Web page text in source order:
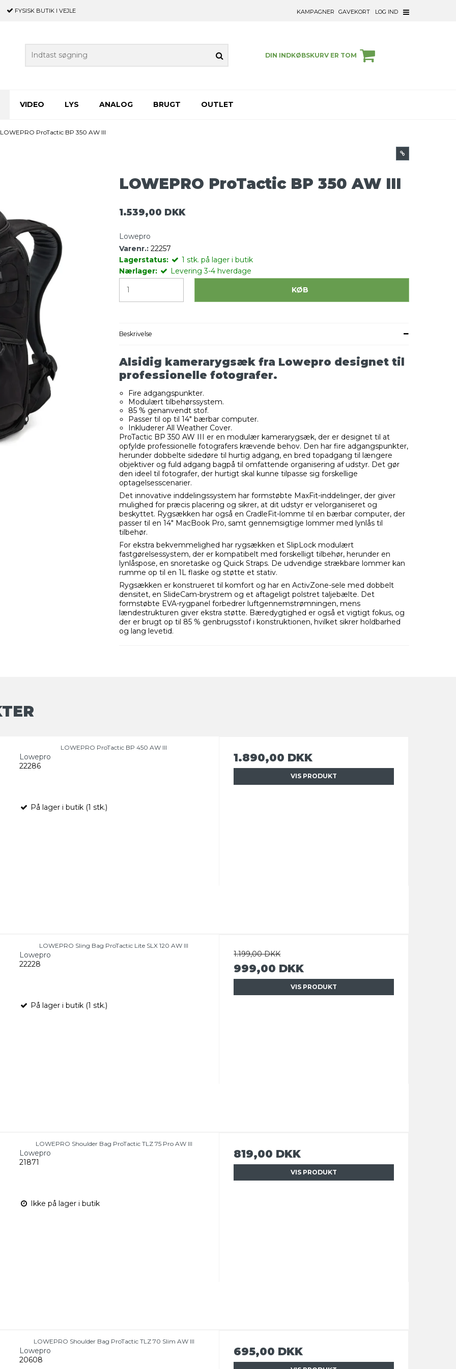
FYSISK BUTIK I VEJLE KAMPAGNER GAVEKORT LOG IND
DIN INDKØBSKURV ER TOM
VIDEO LYS ANALOG BRUGT OUTLET
LOWEPRO ProTactic BP 350 AW III
LOWEPRO ProTactic BP 350 AW III
1.539,00 DKK
Lowepro
Varenr.: 22257
Lagerstatus:
1 stk. på lager i butik
Nærlager:
Levering 3-4 hverdage
KØB
Beskrivelse
Alsidig kamerarygsæk fra Lowepro designet til
professionelle fotografer.
Fire adgangspunkter.
Modulært tilbehørssystem.
85 % genanvendt stof.
Passer til op til 14" bærbar computer.
Inkluderer All Weather Cover.
ProTactic BP 350 AW III er en modulær kamerarygsæk, der er designet til at
opfylde professionelle fotografers krævende behov. Den har fire adgangspunkter,
herunder dobbelte sidedøre til hurtig adgang, en bred topadgang til længere
objektiver og fuld adgang bagpå til omfattende organisering af udstyr. Det gør
den ideel til fotografer, der hurtigt skal kunne tilpasse sig forskellige
optagelsesscenarier.
Det innovative inddelingssystem har formstøbte MaxFit-inddelinger, der giver
mulighed for præcis placering og sikrer, at dit udstyr er velorganiseret og
beskyttet. Rygsækken har også en CradleFit-lomme til en bærbar computer, der
passer til en 14" MacBook Pro, samt gennemsigtige lommer med lynlås til
tilbehør.
For ekstra bekvemmelighed har rygsækken et SlipLock modulært
fastgørelsessystem, der er kompatibelt med forskelligt tilbehør, herunder en
lynlåspose, en snoretaske og Quick Straps. De udvendige strækbare lommer kan
rumme op til en 1L flaske og støtte et stativ.
Rygsækken er konstrueret til komfort og har en ActivZone-sele med dobbelt
densitet, en SlideCam-brystrem og et aftageligt polstret taljebælte. Det
formstøbte EVA-rygpanel forbedrer luftgennemstrømningen, mens
lændestrukturen giver ekstra støtte. Bæredygtighed er også et vigtigt fokus, og
der er brugt op til 85 % genbrugsstof i konstruktionen, hvilket sikrer holdbarhed
og lang levetid.
LOWEPRO ProTactic BP 450 AW III
Lowepro
22286
På lager i butik (1 stk.)
1.890,00 DKK
VIS PRODUKT
LOWEPRO Sling Bag ProTactic Lite SLX 120 AW III
Lowepro
22228
På lager i butik (1 stk.)
1.199,00 DKK
999,00 DKK
VIS PRODUKT
LOWEPRO Shoulder Bag ProTactic TLZ 75 Pro AW III
Lowepro
21871
Ikke på lager i butik
819,00 DKK
VIS PRODUKT
LOWEPRO Shoulder Bag ProTactic TLZ 70 Slim AW III
Lowepro
20608
695,00 DKK